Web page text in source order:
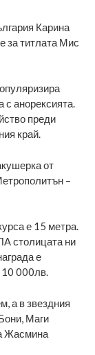
Карина
за титлата Мис
с анорексията.
преди
край.
от
–
е 15 метра.
столицата ни
е
10 000лв.
а в звездния
Маги
Жасмина